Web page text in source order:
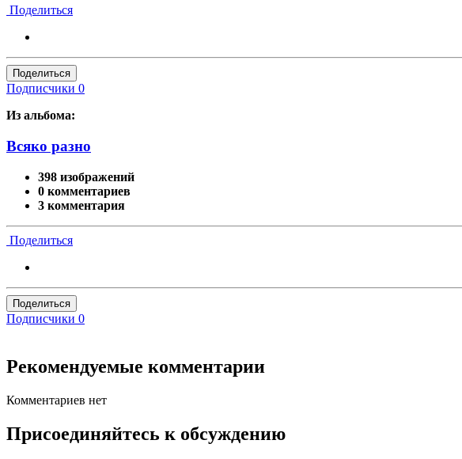
Поделиться
Поделиться
Подписчики 0
Из альбома:
Всяко разно
398 изображений
0 комментариев
3 комментария
Поделиться
Поделиться
Подписчики 0
Рекомендуемые комментарии
Комментариев нет
Присоединяйтесь к обсуждению